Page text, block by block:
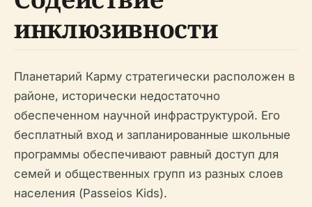
инклюзивности
Планетарий Карму стратегически расположен в
районе, исторически недостаточно
обеспеченном научной инфраструктурой. Его
бесплатный вход и запланированные школьные
программы обеспечивают равный доступ для
семей и общественных групп из разных слоев
населения (Passeios Kids).